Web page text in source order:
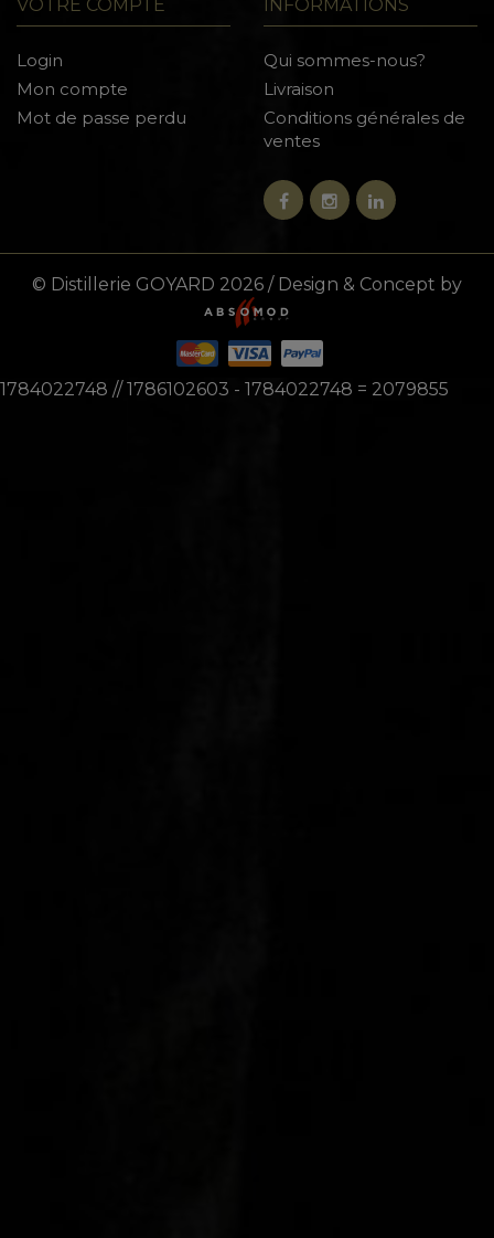
VOTRE COMPTE
Login
Mon compte
Mot de passe perdu
INFORMATIONS
Qui sommes-nous?
Livraison
Conditions générales de
ventes
© Distillerie GOYARD 2026 / Design & Concept by
1784022748 // 1786102603 - 1784022748 = 2079855